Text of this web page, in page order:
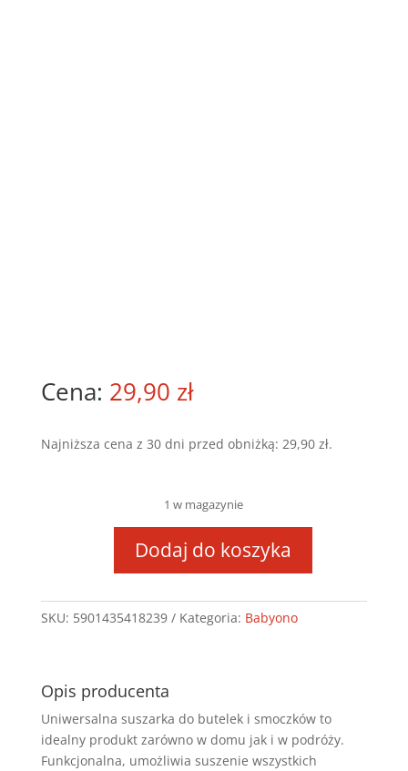
29,90 zł
Najniższa cena z 30 dni przed obniżką: 29,90 zł.
1 w magazynie
Uniwersalna
suszarka
do
smoczków
Dodaj do koszyka
SKU: 5901435418239 Kategoria: Babyono
Opis producenta
Uniwersalna suszarka do butelek i smoczków to
idealny produkt zarówno w domu jak i w podróży.
Funkcjonalna, umożliwia suszenie wszystkich